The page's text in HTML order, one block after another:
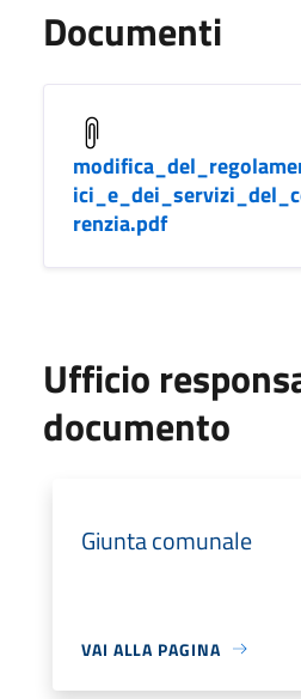
Documenti
renzia.pdf
Ufficio
documento
Giunta comunale
VAI ALLA PAGINA